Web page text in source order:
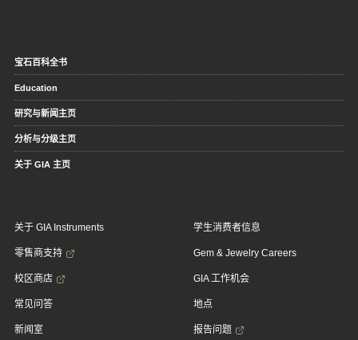
宝石百科全书
Education
研究与新闻主页
分析与分级主页
关于 GIA 主页
关于 GIA Instruments
零售商支持
校区商店
常见问答
新闻室
学生消费者信息
Gem & Jewelry Careers
GIA 工作机会
地点
报告问题